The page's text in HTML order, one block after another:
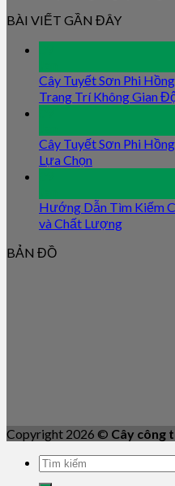
BÀI VIẾT GẦN ĐÂY
Cây Tuyết Sơn Phi
Trang Trí Không Gian
Cây Tuyết Sơn Phi
Lựa Chọn
Hướng Dẫn Tìm Kiếm
và Chất Lượng
BẢN ĐỒ
Copyright 2026 © Cây công